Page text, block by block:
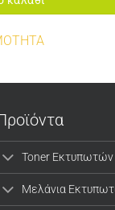
Toner Εκτυπωτών
Μελάνια